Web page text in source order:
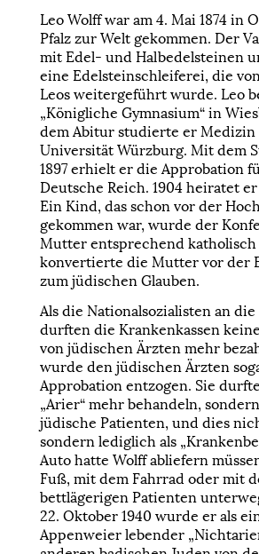
Leo Wolff war am 4. Mai 1874 in
Pfalz zur Welt gekommen. Der
mit Edel- und Halbedelsteinen
eine Edelsteinschleiferei, die
Leos weitergeführt wurde. Leo
„Königliche Gymnasium“ in
dem Abitur studierte er Medizin
Universität Würzburg. Mit dem
1897 erhielt er die Approbation
Deutsche Reich. 1904 heiratet
Ein Kind, das schon vor der
gekommen war, wurde der
Mutter entsprechend
konvertierte die Mutter vor der
zum jüdischen Glauben.
Als die Nationalsozialisten an
durften die Krankenkassen
von jüdischen Ärzten mehr
wurde den jüdischen Ärzten
Approbation entzogen. Sie
„Arier“ mehr behandeln,
jüdische Patienten, und dies
sondern lediglich als
Auto hatte Wolff abliefern
Fuß, mit dem Fahrrad oder mit
bettlägerigen Patienten
22. Oktober 1940 wurde er als
Appenweier lebender